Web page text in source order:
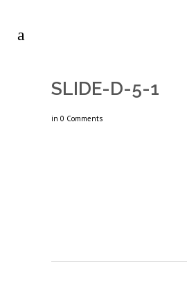
SLIDE-D-5-1
in 0 Comments